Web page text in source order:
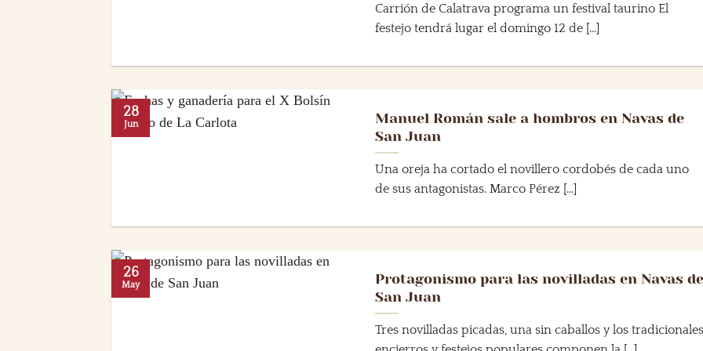
Carrión de Calatrava programa un festival taurino El
festejo tendrá lugar el domingo 12 de [...]
Manuel Román sale a hombros en Navas de
San Juan
Una oreja ha cortado el novillero cordobés de cada uno
de sus antagonistas. Marco Pérez [...]
28
Jun
Protagonismo para las novilladas en Navas de
San Juan
Tres novilladas picadas, una sin caballos y los tradicionales
26
May